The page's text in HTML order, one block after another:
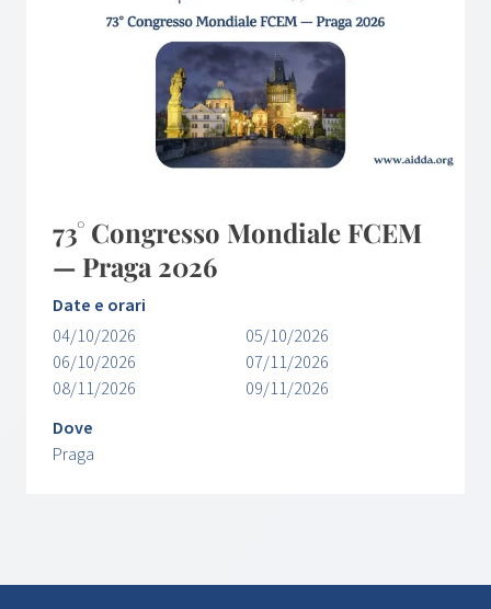
73° Congresso Mondiale FCEM
— Praga 2026
Date e orari
04/10/2026
05/10/2026
06/10/2026
07/11/2026
08/11/2026
09/11/2026
Dove
Praga